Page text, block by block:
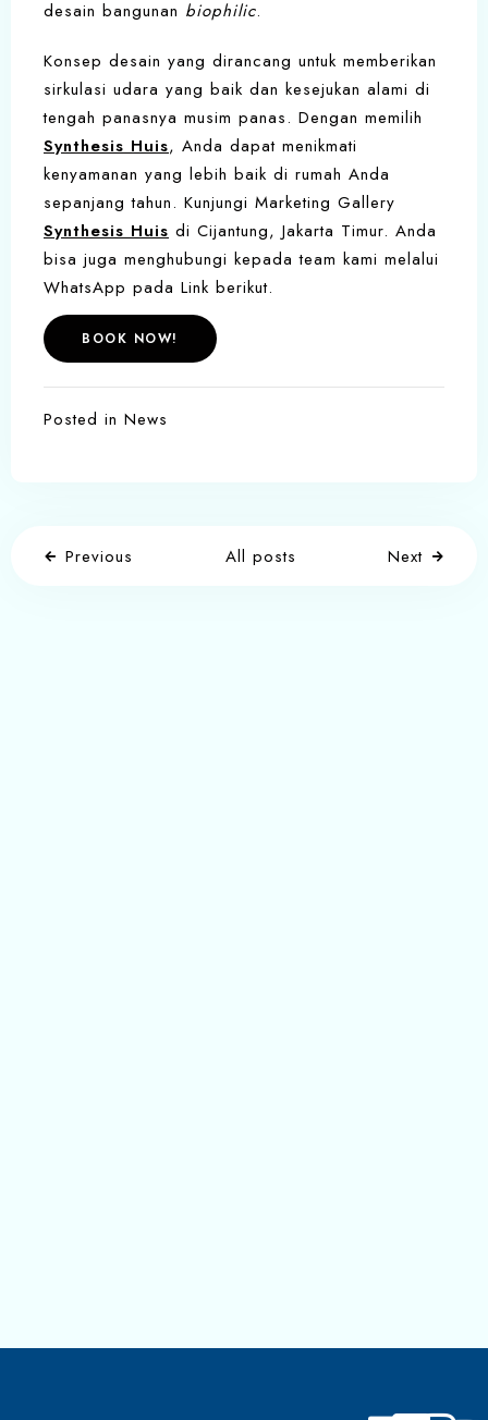
desain bangunan biophilic.
Konsep desain yang dirancang untuk memberikan
sirkulasi udara yang baik dan kesejukan alami di
tengah panasnya musim panas. Dengan memilih
Synthesis Huis, Anda dapat menikmati
kenyamanan yang lebih baik di rumah Anda
sepanjang tahun. Kunjungi Marketing Gallery
Synthesis Huis di Cijantung, Jakarta Timur. Anda
bisa juga menghubungi kepada team kami melalui
WhatsApp pada Link berikut.
BOOK NOW!
Posted in News
Previous All posts Next